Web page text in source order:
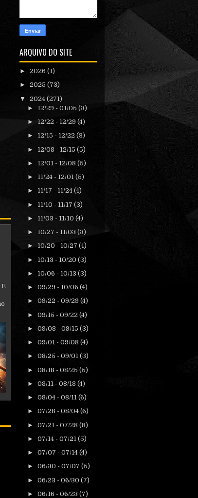
E
ARQUIVO DO SITE
► 2026 (1)
► 2025 (73)
▼ 2024 (271)
► 12/29 - 01/05 (3)
► 12/22 - 12/29 (4)
► 12/15 - 12/22 (3)
► 12/08 - 12/15 (5)
► 12/01 - 12/08 (5)
► 11/24 - 12/01 (5)
► 11/17 - 11/24 (4)
► 11/10 - 11/17 (3)
► 11/03 - 11/10 (4)
► 10/27 - 11/03 (3)
►10/20 - 10/27 (4)
► 10/13 - 10/20 (3)
► 10/06 - 10/13 (3)
► 09/29 - 10/06 (4)
► 09/22 - 09/29 (4)
► 09/15 - 09/22 (4)
► 09/08 - 09/15 (3)
► 09/01 - 09/08 (4)
► 08/25 - 09/01 (3)
► 08/18 - 08/25 (5)
► 08/11 - 08/18 (4)
► 08/04 - 08/11 (6)
► 07/28 - 08/04 (6)
► 07/21 - 07/28 (8)
► 07/14 - 07/21 (5)
► 07/07 - 07/14 (4)
► 06/30 - 07/07 (5)
► 06/23 - 06/30 (7)
► 06/16 - 06/23 (7)